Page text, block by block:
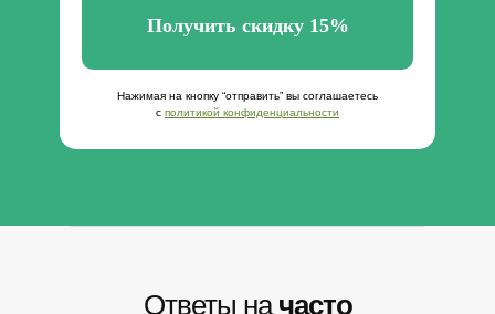
Нажимая на кнопку “отправить” вы соглашаетесь
с политикой конфиденциальности
Получить скидку 15%
Ответы начасто